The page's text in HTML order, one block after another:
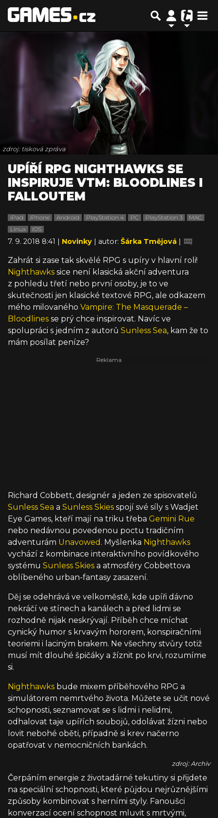
zdroj: tisková zpráva
UPÍŘÍ RPG NIGHTHAWKS SE
INSPIRUJE VTM: BLOODLINES I
FALLOUTEM
iPad iPhone Android PlayStation 4 PC PlayStation 3
MAC
Linux
iOS
7. 9. 2018 8:41 | Novinky | autor: Šárka Tmějová |
Zahrát si zase tak skvělé RPG s upíry v hlavní roli!
Nighthawks sice není klasická akční adventura
z pohledu třetí nebo první osoby, je to ve
skutečnosti jen klasické textové RPG, ale odkazem
mého milovaného Vampire: The Masquerade –
Bloodlines se prý chce inspirovat. Navíc ve
spolupráci s jedním z autorů Sunless Sea, kam že to
mám posílat peníze?
Richard Cobbett, designér a jeden ze spisovatelů
Sunless Sea a Sunless Skies spojí své síly s Wadjet
Eye Games, kteří mají na triku třeba Gemini Rue
nebo nedávnou povedenou poctu tradičním
adventurám Unavowed . Myšlenka Nighthawks
vychází z kombinace interaktivního povídkového
systému Sunless Skies a atmosféry Cobbettova
oblíbeného urban-fantasy zasazení.
Děj se odehrává ve velkoměstě, kde upíři dávno
nekráčí ve stínech a kanálech a před lidmi se
rozhodně nijak neskrývají. Příběh chce míchat
cynický humor s krvavým hororem, konspiračními
teoriemi i laciným brakem. Ne všechny stvůry totiž
musí mít dlouhé špičáky a žíznit po krvi, rozumíme
si.
Nighthawks bude mixem příběhového RPG a
simulátorem nemrtvého života. Můžete se učit nové
schopnosti, seznamovat se s lidmi i nelidmi,
odhalovat taje upířích soubojů, odolávat žízni nebo
lovit nebohé oběti, případně si krev načerno
opatřovat v nemocničních bankách.
zdroj: Archiv
Čerpáním energie z životadárné tekutiny si přijdete
na speciální schopnosti, které půjdou nejrůznějšími
způsoby kombinovat s herními styly. Fanoušci
konverzací ocení schopnost mluvit s mrtvými,